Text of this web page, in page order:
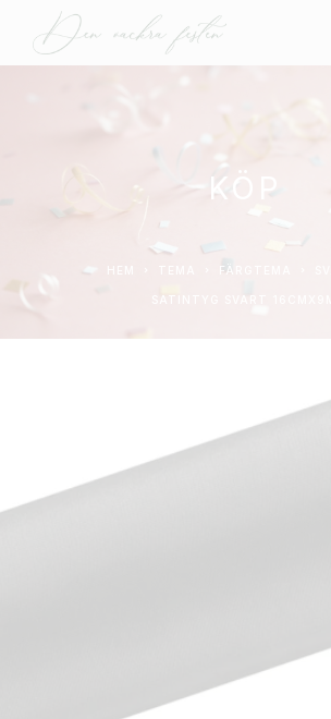
KÖP
FÄRGTEMA
SATINTYG SVART 16CMX9M